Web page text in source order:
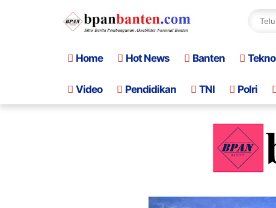
Home Hot News Banten Tekno
Video Pendidikan TNI Polri